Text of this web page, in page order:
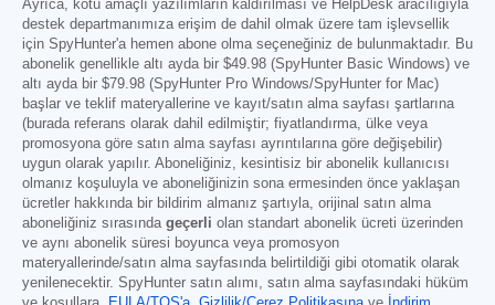
Ayrıca, kötü amaçlı yazılımların kaldırılması ve HelpDesk aracılığıyla
destek departmanımıza erişim de dahil olmak üzere tam işlevsellik
için SpyHunter'a hemen abone olma seçeneğiniz de bulunmaktadır. Bu
abonelik genellikle altı ayda bir $49.98 (SpyHunter Basic Windows) ve
altı ayda bir $79.98 (SpyHunter Pro Windows/SpyHunter for Mac)
başlar ve teklif materyallerine ve kayıt/satın alma sayfası şartlarına
(burada referans olarak dahil edilmiştir; fiyatlandırma, ülke veya
promosyona göre satın alma sayfası ayrıntılarına göre değişebilir)
uygun olarak yapılır. Aboneliğiniz, kesintisiz bir abonelik kullanıcısı
olmanız koşuluyla ve aboneliğinizin sona ermesinden önce yaklaşan
ücretler hakkında bir bildirim almanız şartıyla, orijinal satın alma
aboneliğiniz sırasında geçerli olan standart abonelik ücreti üzerinden
ve aynı abonelik süresi boyunca veya promosyon
materyallerinde/satın alma sayfasında belirtildiği gibi otomatik olarak
yenilenecektir. SpyHunter satın alımı, satın alma sayfasındaki hüküm